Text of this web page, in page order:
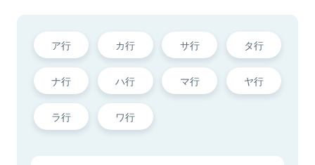
ア行 カ行 サ行 タ行
ナ行 ハ行 マ行 ヤ行
ラ行 ワ行